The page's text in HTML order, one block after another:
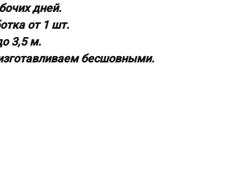
дней.
от 1 шт.
3,5 м.
бесшовными.